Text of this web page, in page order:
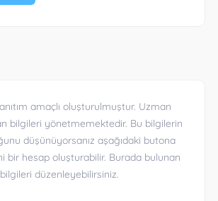
amaçlı oluşturulmuştur. Uzman
bilgileri yönetmemektedir. Bu bilgilerin
düşünüyorsanız aşağıdaki butona
bir hesap oluşturabilir. Burada bulunan
bilgileri düzenleyebilirsiniz.